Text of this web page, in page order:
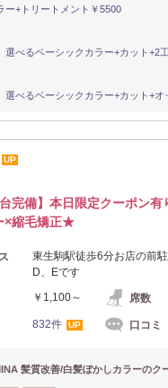
ー+トリートメント￥5500
選べるベーシックカラー+カット+2
選べるベーシックカラー+カット+
UP
台完備】本日限定クーポン
×縮毛矯正★
東生駒駅徒歩6分お店の前
D、Eです
￥1,100～ 席数
832件 UP 口コミ
髪質改善/白髪ぼかしカラーのク